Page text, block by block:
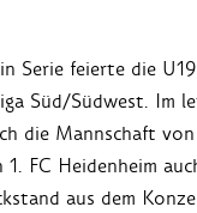
Serie feierte die
Süd/Südwest. Im
die Mannschaft
1. FC Heidenheim
aus dem